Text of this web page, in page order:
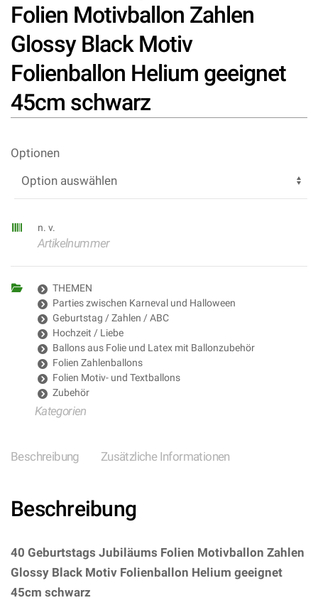
Folien Motivballon Zahlen
Glossy Black Motiv
Folienballon Helium geeignet
45cm schwarz
Optionen
n. v.
Artikelnummer
THEMEN
Parties zwischen Karneval und Halloween
Geburtstag / Zahlen / ABC
Hochzeit / Liebe
Ballons aus Folie und Latex mit Ballonzubehör
Folien Zahlenballons
Folien Motiv- und Textballons
Zubehör
Kategorien
Beschreibung Zusätzliche Informationen
Beschreibung
40 Geburtstags Jubiläums Folien Motivballon Zahlen
Glossy Black Motiv Folienballon Helium geeignet
45cm schwarz